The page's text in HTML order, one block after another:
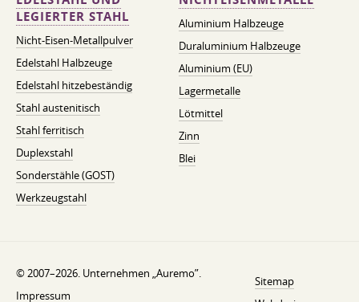
LEGIERTER STAHL
Nicht-Eisen-Metallpulver
Edelstahl Halbzeuge
Edelstahl hitzebeständig
Stahl austenitisch
Stahl ferritisch
Duplexstahl
Sonderstähle (GOST)
Werkzeugstahl
Aluminium Halbzeuge
Duraluminium Halbzeuge
Aluminium (EU)
Lagermetalle
Lötmittel
Zinn
Blei
© 2007–2026. Unternehmen „Auremo”.
Impressum
Sitemap